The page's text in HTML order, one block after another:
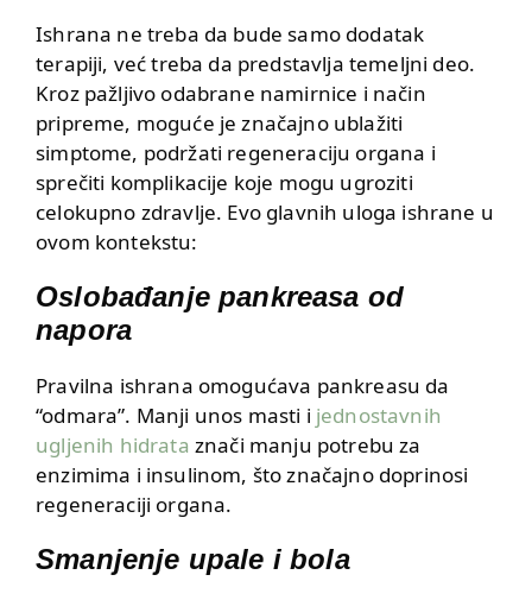
Ishrana ne treba da bude samo dodatak
terapiji, već treba da predstavlja temeljni deo.
Kroz pažljivo odabrane namirnice i način
pripreme, moguće je značajno ublažiti
simptome, podržati regeneraciju organa i
sprečiti komplikacije koje mogu ugroziti
celokupno zdravlje. Evo glavnih uloga ishrane u
ovom kontekstu:
Oslobađanje pankreasa od
napora
Pravilna ishrana omogućava pankreasu da
“odmara”. Manji unos masti i jednostavnih
ugljenih hidrata znači manju potrebu za
enzimima i insulinom, što značajno doprinosi
regeneraciji organa.
Smanjenje upale i bola